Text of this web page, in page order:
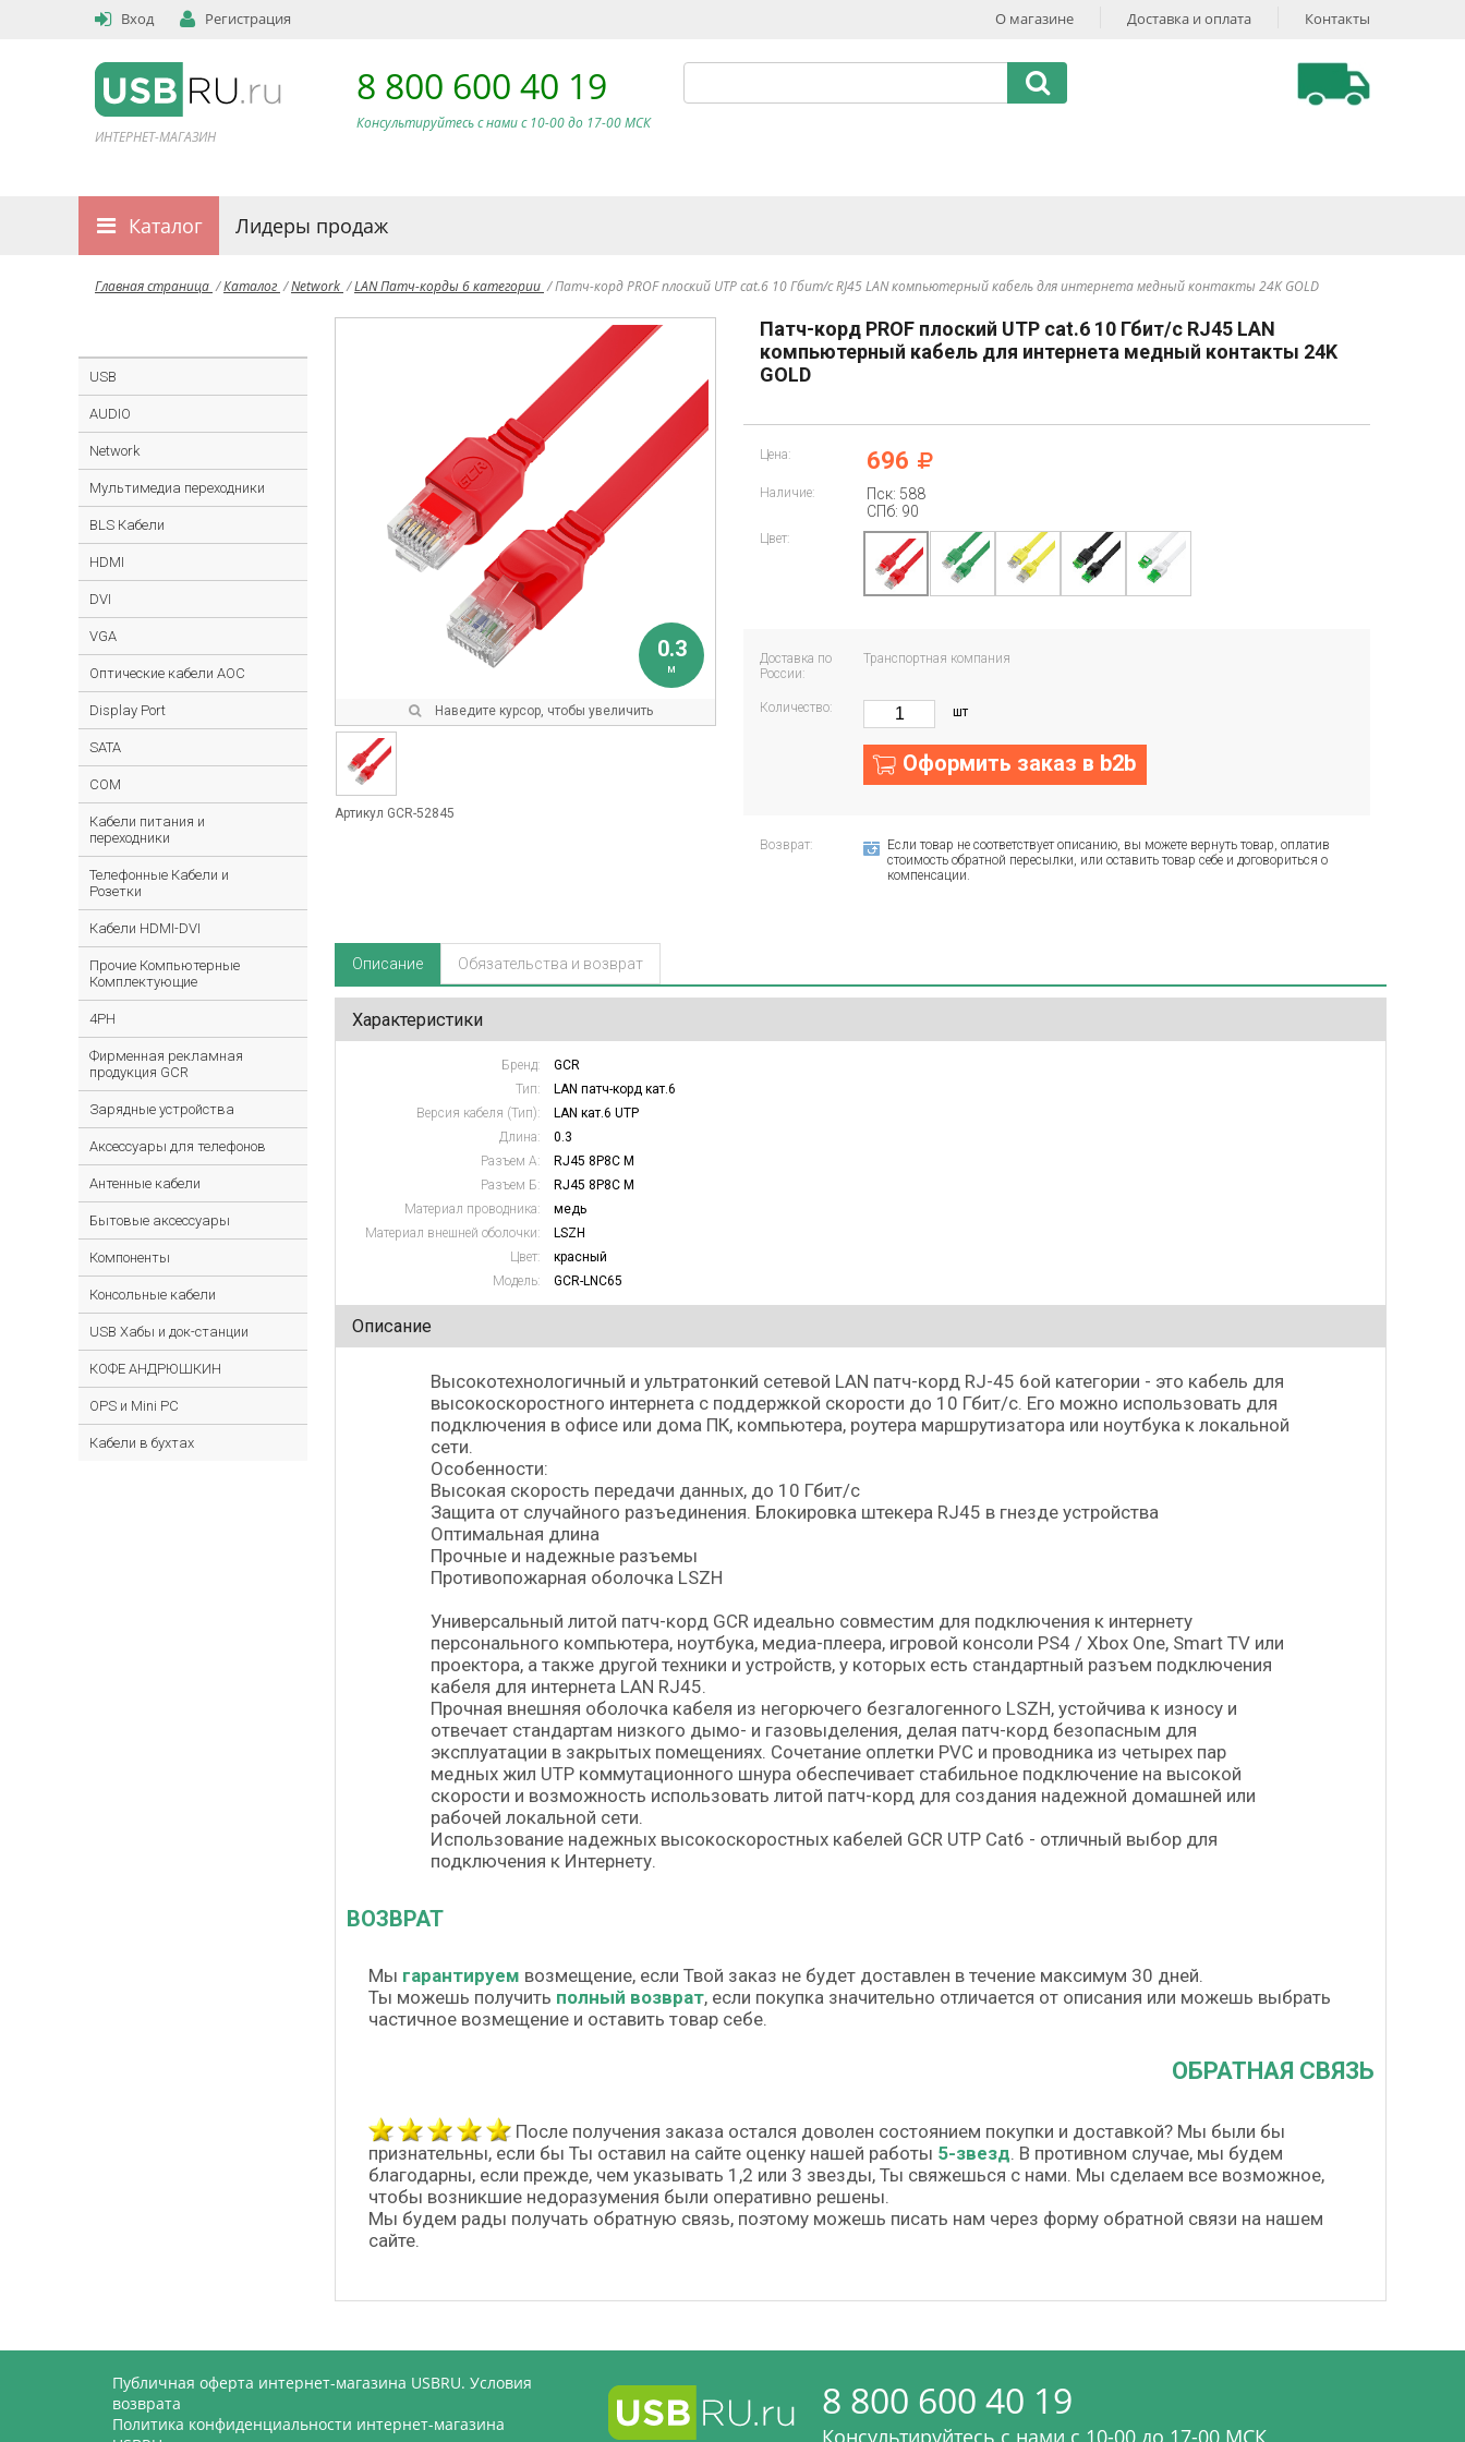
Вход Регистрация О магазине Доставка и оплата Контакты
ИНТЕРНЕТ-МАГАЗИН
8 800 600 40 19
Консультируйтесь с нами c 10-00 до 17-00 МСК
Каталог Лидеры продаж
Главная страница /Каталог /Network /LAN Патч-корды 6 категории /Патч-корд PROF плоский UTP cat.6 10 Гбит/с RJ45 LAN компьютерный кабель для интернета медный контакты 24K GOLD
USB
AUDIO
Network
Мультимедиа переходники
BLS Кабели
HDMI
DVI
VGA
Оптические кабели AOC
Display Port
SATA
COM
Кабели питания и
переходники
Телефонные Кабели и
Розетки
Кабели HDMI-DVI
Прочие Компьютерные
Комплектующие
4PH
Фирменная рекламная
продукция GCR
Зарядные устройства
Аксессуары для телефонов
Антенные кабели
Бытовые аксессуары
Компоненты
Консольные кабели
USB Хабы и док-станции
КОФЕ АНДРЮШКИН
OPS и Mini PC
Кабели в бухтах
0.3
м
Наведите курсор, чтобы увеличить
Артикул GCR-52845
Патч-корд PROF плоский UTP cat.6 10 Гбит/с RJ45 LAN
компьютерный кабель для интернета медный контакты 24K
GOLD
Цена: 696
Наличие:
Пск: 588
СПб: 90
Цвет:
Доставка по
России:
Транспортная компания
Количество: шт
Оформить заказ в b2b
Возврат:
Если товар не соответствует описанию, вы можете вернуть товар, оплатив
стоимость обратной пересылки, или оставить товар себе и договориться о
компенсации.
Описание Обязательства и возврат
Характеристики
Бренд:
GCR
Тип:
LAN патч-корд кат.6
Версия кабеля (Тип):
LAN кат.6 UTP
Длина:
0.3
Разъем А:
RJ45 8P8C M
Разъем Б:
RJ45 8P8C M
Материал проводника:
медь
Материал внешней оболочки:
LSZH
Цвет:
красный
Модель:
GCR-LNC65
Описание
Высокотехнологичный и ультратонкий сетевой LAN патч-корд RJ-45 6ой категории - это кабель для
высокоскоростного интернета с поддержкой скорости до 10 Гбит/с. Его можно использовать для
подключения в офисе или дома ПК, компьютера, роутера маршрутизатора или ноутбука к локальной
сети.
Особенности:
Высокая скорость передачи данных, до 10 Гбит/с
Защита от случайного разъединения. Блокировка штекера RJ45 в гнезде устройства
Оптимальная длина
Прочные и надежные разъемы
Противопожарная оболочка LSZH
Универсальный литой патч-корд GCR идеально совместим для подключения к интернету
персонального компьютера, ноутбука, медиа-плеера, игровой консоли PS4 / Xbox One, Smart TV или
проектора, а также другой техники и устройств, у которых есть стандартный разъем подключения
кабеля для интернета LAN RJ45.
Прочная внешняя оболочка кабеля из негорючего безгалогенного LSZH, устойчива к износу и
отвечает стандартам низкого дымо- и газовыделения, делая патч-корд безопасным для
эксплуатации в закрытых помещениях. Сочетание оплетки PVC и проводника из четырех пар
медных жил UTP коммутационного шнура обеспечивает стабильное подключение на высокой
скорости и возможность использовать литой патч-корд для создания надежной домашней или
рабочей локальной сети.
Использование надежных высокоскоростных кабелей GCR UTP Cat6 - отличный выбор для
подключения к Интернету.
ВОЗВРАТ
Мы гарантируем возмещение, если Твой заказ не будет доставлен в течение максимум 30 дней.
Ты можешь получить полный возврат, если покупка значительно отличается от описания или можешь выбрать
частичное возмещение и оставить товар себе.
ОБРАТНАЯ СВЯЗЬ
После получения заказа остался доволен состоянием покупки и доставкой? Мы были бы
признательны, если бы Ты оставил на сайте оценку нашей работы 5-звезд. В противном случае, мы будем
благодарны, если прежде, чем указывать 1,2 или 3 звезды, Ты свяжешься с нами. Мы сделаем все возможное,
чтобы возникшие недоразумения были оперативно решены.
Мы будем рады получать обратную связь, поэтому можешь писать нам через форму обратной связи на нашем
сайте.
Публичная оферта интернет-магазина USBRU. Условия
возврата
Политика конфиденциальности интернет-магазина
8 800 600 40 19
Консультируйтесь с нами c 10-00 до 17-00 МСК